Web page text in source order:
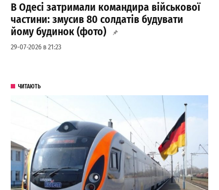
В Одесі затримали командира військової
частини: змусив 80 солдатів будувати
йому будинок (фото)
29-07-2026 в 21:23
ЧИТАЮТЬ